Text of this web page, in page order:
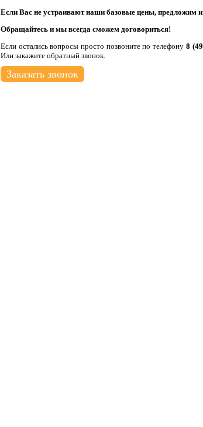
Если Вас не устраивают наши базовые цены, предложим
Обращайтесь и мы всегда сможем договориться!
Если остались вопросы просто позвоните по телефону 8
Или закажите обратный звонок.
Заказать звонок